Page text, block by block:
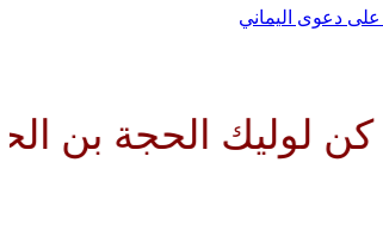
دعوى اليماني
الحجة بن الحسن